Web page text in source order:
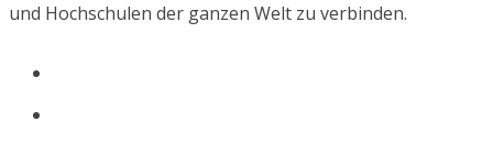
und Hochschulen der ganzen Welt zu verbinden.